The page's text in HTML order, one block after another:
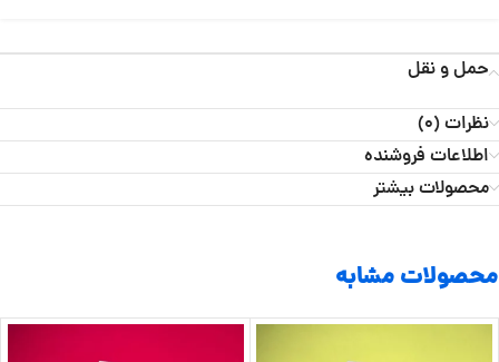
حمل و نقل
نظرات (0)
اطلاعات فروشنده
محصولات بیشتر
محصولات مشابه